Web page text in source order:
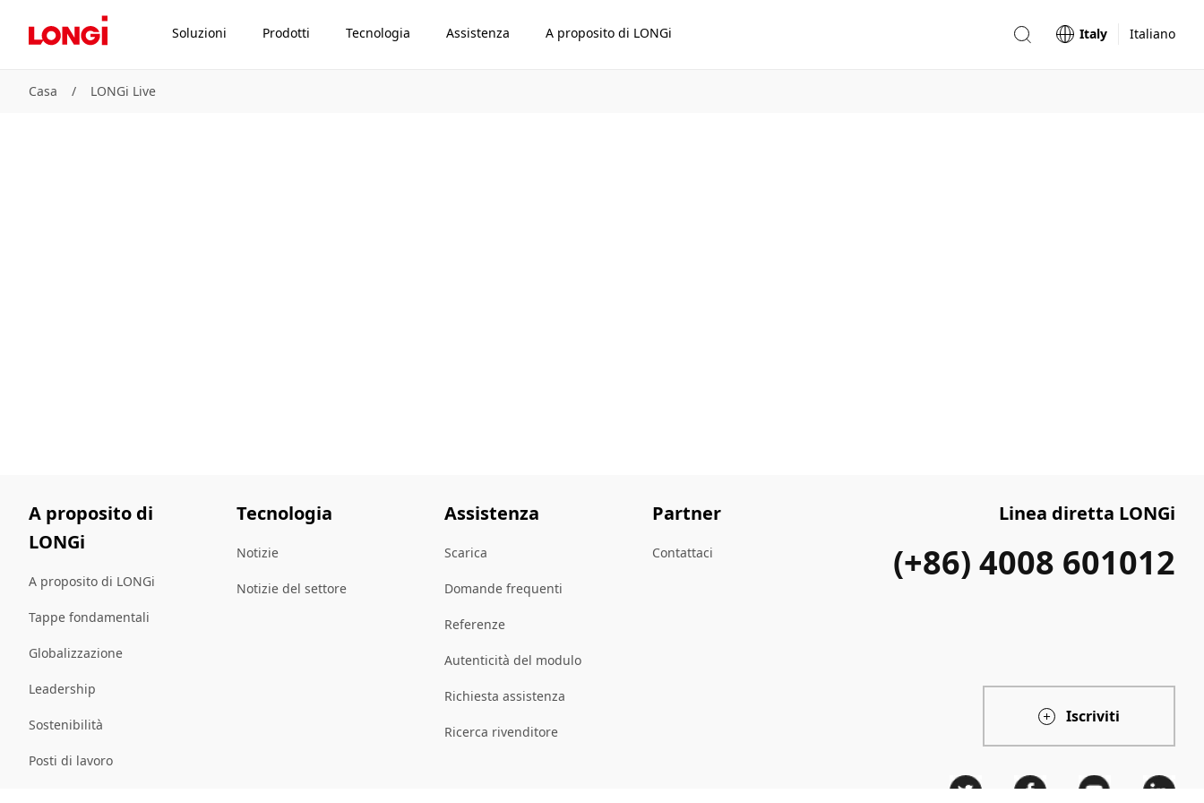
Soluzioni Prodotti Tecnologia Assistenza A proposito di LONGi Italy Italiano
Casa / LONGi Live
A proposito di
LONGi
A proposito di LONGi
Tappe fondamentali
Globalizzazione
Leadership
Sostenibilità
Posti di lavoro
Tecnologia
Notizie
Notizie del settore
Assistenza
Scarica
Domande frequenti
Referenze
Autenticità del modulo
Richiesta assistenza
Ricerca rivenditore
Partner
Contattaci
Linea diretta LONGi
(+86) 4008 601012
Iscriviti